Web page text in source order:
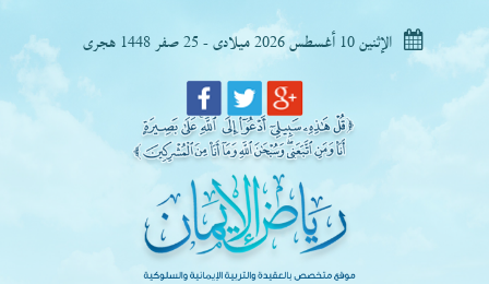
الإثنين 10 أغسطس 2026 ميلادى - 25 صفر 1448 هجرى